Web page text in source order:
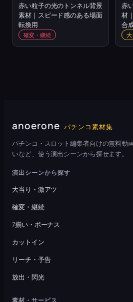
赤い粒子の光のトンネル背景
素材｜スピード感のある場面
転換用
確変・継続
赤
材
合
大
anoerone パチンコ素材集
パチンコ・スロット編集者向けの無料動
いなど、使う演出シーンから探せます。
演出シーンから探す
大当り・激アツ
確変・継続
7揃い・ボーナス
カットイン
リーチ・予告
放出・閃光
素材・サービス